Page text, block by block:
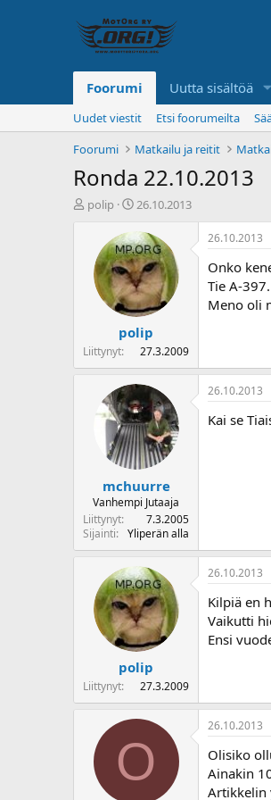
Foorumi Uutta sisältöä
Uudet viestit Etsi foorumeilta
Foorumi
Matkailu ja reitit
Ronda 22.10.2013
K
u
polip
A
o
i
t
u
s
p
ä
26.10.2013
polip
Liittynyt 27.3.2009
26.10.2013
Onko
Tie A-397.
Meno oli
mchuurre
Vanhempi Jutaaja
Liittynyt
7.3.2005
Sijainti
Yliperän alla
26.10.2013
Kai se
polip
Liittynyt 27.3.2009
26.10.2013
Kilpiä en
Vaikutti
Ensi
O
26.10.2013
Olisiko
Ainakin
Artikkelin